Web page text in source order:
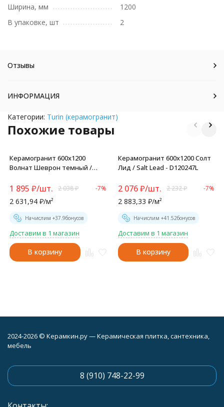
Ширина, мм
1200
В упаковке, шт
2
Отзывы
ИНФОРМАЦИЯ
Категории: Turin (керамогранит)
Похожие товары
Керамогранит 600x1200
Волнат Шеврон темный /
D120249M
1 895 ₽/шт. 2 038₽ -7%
2 631,94 ₽/м²
Начислим +37.9бонусов
Доставим в 1 магазин
В корзину
Керамогранит 600x1200 Солт
Лид / Salt Lead - D120247L
2 076 ₽/шт. 2 232₽ -7%
2 883,33 ₽/м²
Начислим +41.52бонусов
Доставим в 1 магазин
В корзину
2024-2026 © Керамкин.ру — Керамическая плитка, сантехника,
мебель
8 (910) 748-22-99